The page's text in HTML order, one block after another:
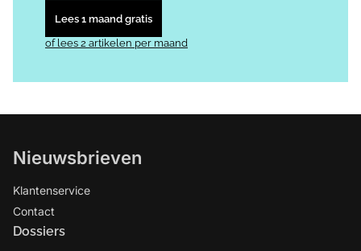
Lees 1 maand gratis
of lees 2 artikelen per maand
Nieuwsbrieven
Klantenservice
Contact
Dossiers